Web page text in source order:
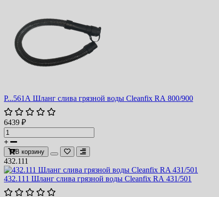
P...561A Шланг слива грязной воды Cleanfix RA 800/900
6439 ₽
В корзину
432.111
432.111 Шланг слива грязной воды Cleanfix RA 431/501